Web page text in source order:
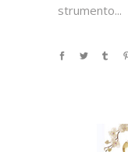
strumento...